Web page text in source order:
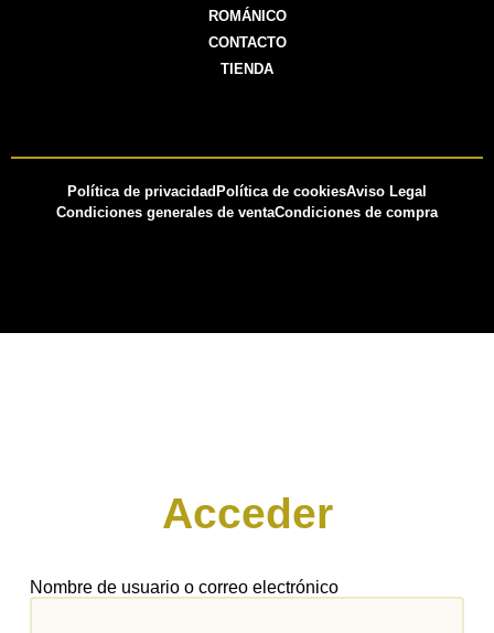
ROMÁNICO
CONTACTO
TIENDA
Política de privacidad Política de cookiesAviso Legal
Condiciones generales de ventaCondiciones de compra
Acceder
Nombre de usuario o correo electrónico